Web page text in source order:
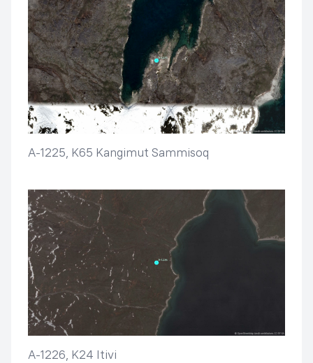
A-1225, K65 Kangimut Sammisoq
A-1226, K24 Itivi